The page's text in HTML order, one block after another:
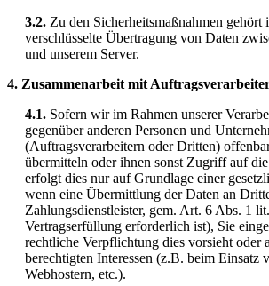
3.2. Zu den Sicherheitsmaßnahmen gehört
verschlüsselte Übertragung von Daten
und unserem Server.
4. Zusammenarbeit mit
4.1. Sofern wir im Rahmen unserer
gegenüber anderen Personen und
(Auftragsverarbeitern oder Dritten)
übermitteln oder ihnen sonst Zugriff auf
erfolgt dies nur auf Grundlage einer
wenn eine Übermittlung der Daten an
Zahlungsdienstleister, gem. Art. 6 Abs. 1
Vertragserfüllung erforderlich ist), Sie
rechtliche Verpflichtung dies vorsieht oder
berechtigten Interessen (z.B. beim Einsatz
Webhostern, etc.).